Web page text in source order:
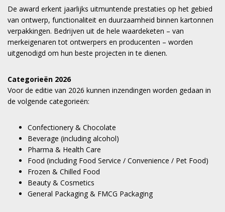
De award erkent jaarlijks uitmuntende prestaties op het gebied
van ontwerp, functionaliteit en duurzaamheid binnen kartonnen
verpakkingen. Bedrijven uit de hele waardeketen – van
merkeigenaren tot ontwerpers en producenten – worden
uitgenodigd om hun beste projecten in te dienen.
Categorieën 2026
Voor de editie van 2026 kunnen inzendingen worden gedaan in
de volgende categorieën:
Confectionery & Chocolate
Beverage (including alcohol)
Pharma & Health Care
Food (including Food Service / Convenience / Pet Food)
Frozen & Chilled Food
Beauty & Cosmetics
General Packaging & FMCG Packaging